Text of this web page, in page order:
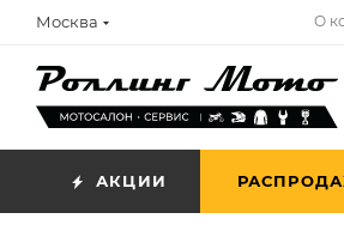
Москва О
АКЦИИ